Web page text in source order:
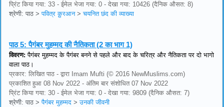
प्रिंट किया गया: 33 - ईमेल भेजा गया: 0 - देखा गया: 10426 (दैनिक औसत: 8)
श्रेणी: पाठ >पवित्र क़ुरआन>चयनित छंद की व्याख्या
पाठ 5:पैगंबर मुहम्मद की नैतिकता (2 का भाग 1)
विवरण: पैगंबर मुहम्मद के पैगंबर बनने से पहले और बाद के चरित्र और नैतिकता पर दो भागो
वाला पाठ।
प्रकार: लिखित पाठ - द्वारा Imam Mufti (© 2016 NewMuslims.com)
प्रकाशित हुआ 08 Nov 2022 - अंतिम बार संशोधित 07 Nov 2022
प्रिंट किया गया: 30 - ईमेल भेजा गया: 0 - देखा गया: 9809 (दैनिक औसत: 7)
श्रेणी: पाठ >पैगंबर मुहम्मद >उनकी जीवनी